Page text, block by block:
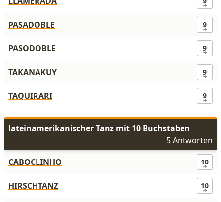
PASADOBLE 9
PASODOBLE 9
TAKANAKUY 9
TAQUIRARI 9
lateinamerikanischer Tanz mit 10 Buchstaben
5 Antworten
CABOCLINHO
10
HIRSCHTANZ 10